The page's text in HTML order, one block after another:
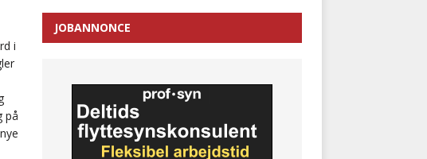
i
på
JOBANNONCE